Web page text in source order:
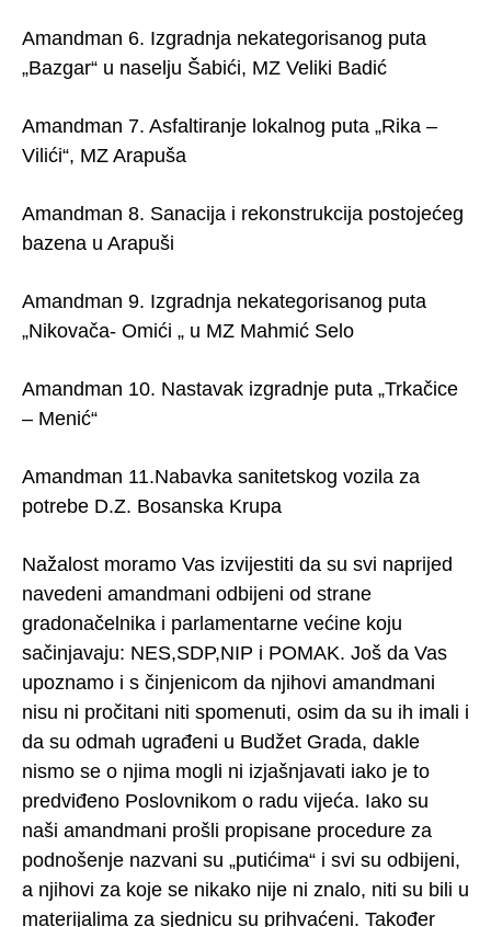
Amandman 6. Izgradnja nekategorisanog puta
„Bazgar“ u naselju Šabići, MZ Veliki Badić
Amandman 7. Asfaltiranje lokalnog puta „Rika –
Vilići“, MZ Arapuša
Amandman 8. Sanacija i rekonstrukcija postojećeg
bazena u Arapuši
Amandman 9. Izgradnja nekategorisanog puta
„Nikovača- Omići „ u MZ Mahmić Selo
Amandman 10. Nastavak izgradnje puta „Trkačice
– Menić“
Amandman 11.Nabavka sanitetskog vozila za
potrebe D.Z. Bosanska Krupa
Nažalost moramo Vas izvijestiti da su svi naprijed
navedeni amandmani odbijeni od strane
gradonačelnika i parlamentarne većine koju
sačinjavaju: NES,SDP,NIP i POMAK. Još da Vas
upoznamo i s činjenicom da njihovi amandmani
nisu ni pročitani niti spomenuti, osim da su ih imali i
da su odmah ugrađeni u Budžet Grada, dakle
nismo se o njima mogli ni izjašnjavati iako je to
predviđeno Poslovnikom o radu vijeća. Iako su
naši amandmani prošli propisane procedure za
podnošenje nazvani su „putićima“ i svi su odbijeni,
a njihovi za koje se nikako nije ni znalo, niti su bili u
materijalima za sjednicu su prihvaćeni. Također